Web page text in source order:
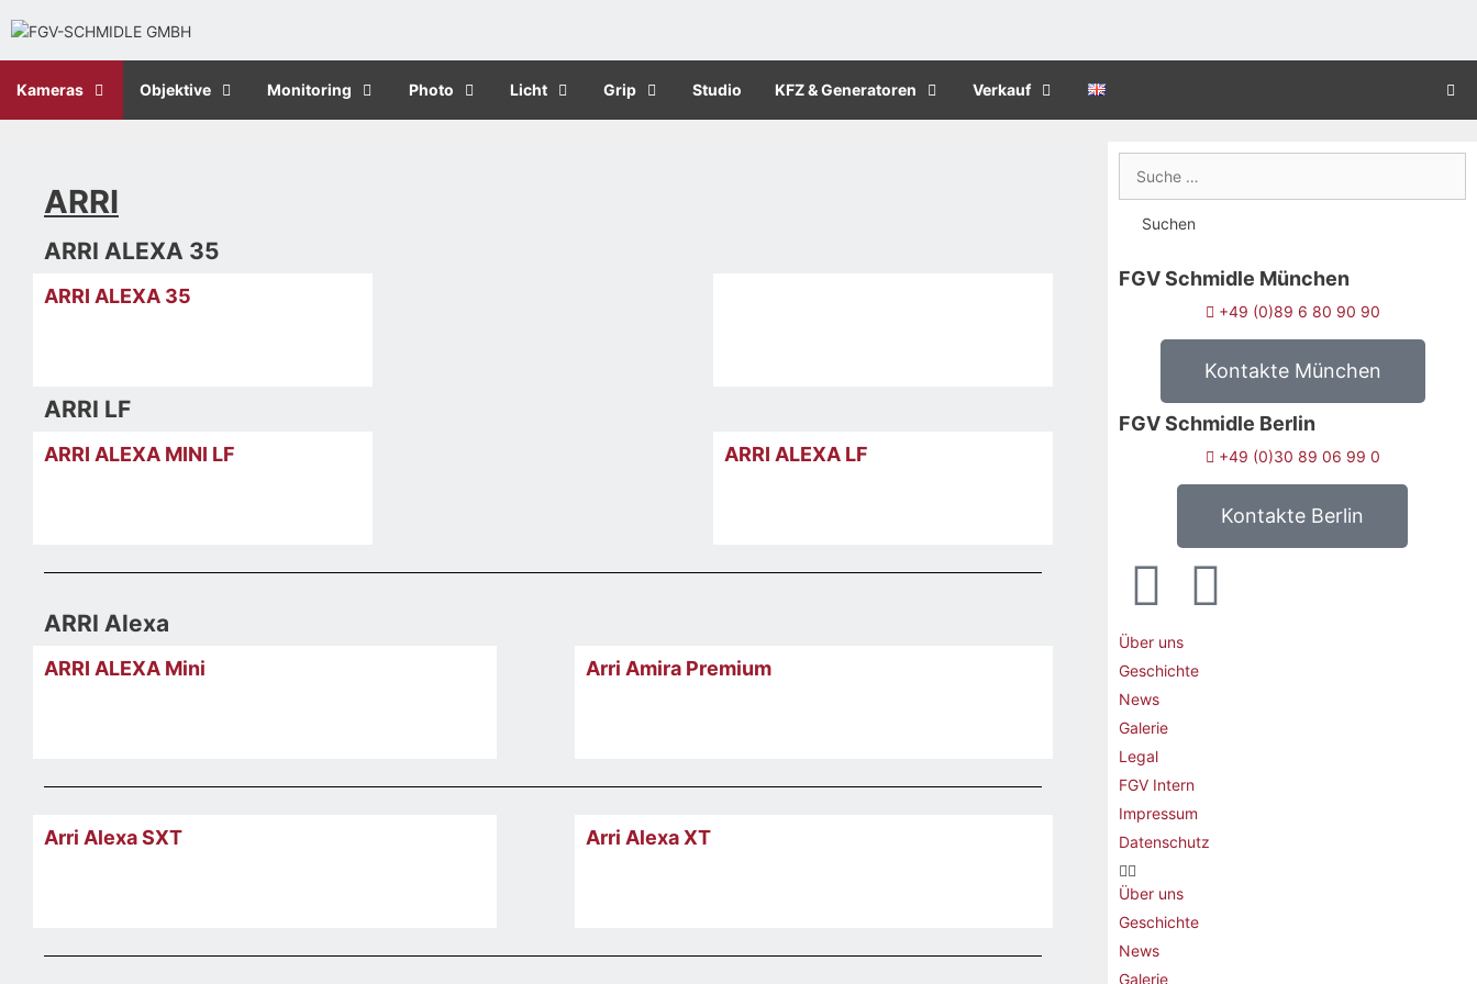
Kameras Objektive Monitoring Photo Licht Grip Studio KFZ & Generatoren Verkauf
ARRI
ARRI ALEXA 35
ARRI ALEXA 35
ARRI LF
ARRI ALEXA MINI LF ARRI ALEXA LF
ARRI Alexa
ARRI ALEXA Mini Arri Amira Premium
Arri Alexa SXT Arri Alexa XT
FGV Schmidle München
+49 (0)89 6 80 90 90
Kontakte München
FGV Schmidle Berlin
+49 (0)30 89 06 99 0
Kontakte Berlin
Über uns
Geschichte
News
Galerie
Legal
FGV Intern
Impressum
Datenschutz
Über uns
Geschichte
News
Galerie